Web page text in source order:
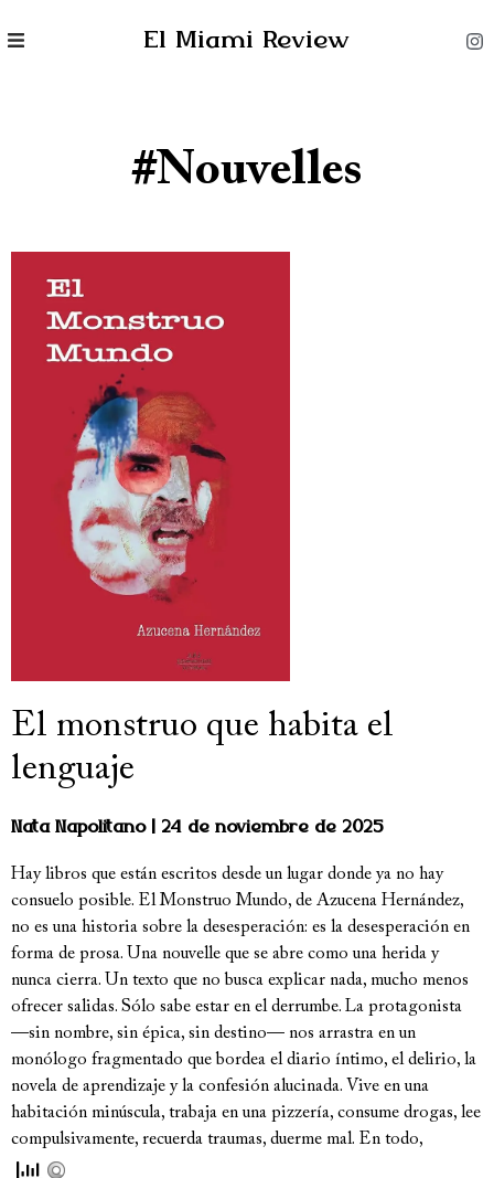
El Miami Review
#nouvelles
El monstruo que habita el
lenguaje
Nata Napolitano 24 de noviembre de 2025
Hay libros que están escritos desde un lugar donde ya no hay
consuelo posible. El Monstruo Mundo, de Azucena Hernández,
no es una historia sobre la desesperación: es la desesperación en
forma de prosa. Una nouvelle que se abre como una herida y
nunca cierra. Un texto que no busca explicar nada, mucho menos
ofrecer salidas. Sólo sabe estar en el derrumbe. La protagonista
—sin nombre, sin épica, sin destino— nos arrastra en un
monólogo fragmentado que bordea el diario íntimo, el delirio, la
novela de aprendizaje y la confesión alucinada. Vive en una
habitación minúscula, trabaja en una pizzería, consume drogas, lee
compulsivamente, recuerda traumas, duerme mal. En todo,